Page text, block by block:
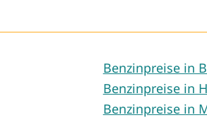
Benzinpreise in
Benzinpreise in
Benzinpreise in